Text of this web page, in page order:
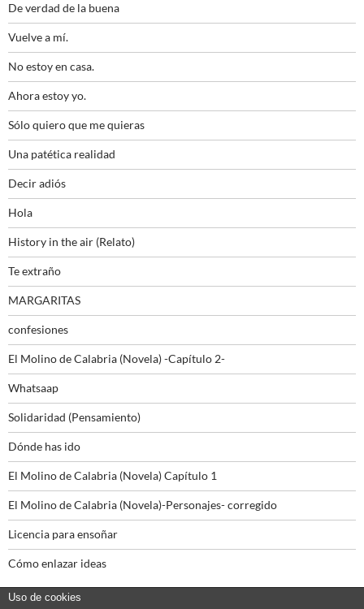
De verdad de la buena
Vuelve a mí.
No estoy en casa.
Ahora estoy yo.
Sólo quiero que me quieras
Una patética realidad
Decir adiós
Hola
History in the air (Relato)
Te extraño
MARGARITAS
confesiones
El Molino de Calabria (Novela) -Capítulo 2-
Whatsaap
Solidaridad (Pensamiento)
Dónde has ido
El Molino de Calabria (Novela) Capítulo 1
El Molino de Calabria (Novela)-Personajes- corregido
Licencia para ensoñar
Cómo enlazar ideas
Uso de cookies